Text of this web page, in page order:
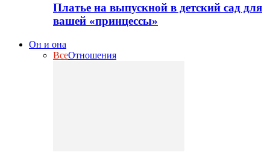
Платье на выпускной в детский сад для
вашей «принцессы»
Он и она
ВсеОтношения